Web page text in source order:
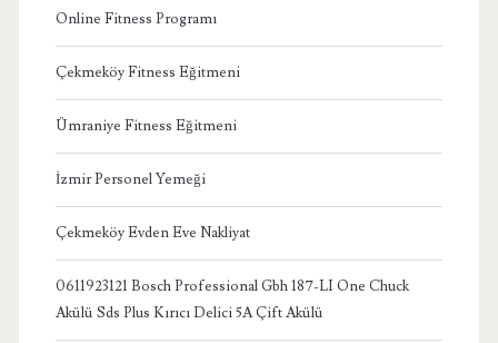
Online Fitness Programı
Çekmeköy Fitness Eğitmeni
Ümraniye Fitness Eğitmeni
İzmir Personel Yemeği
Çekmeköy Evden Eve Nakliyat
0611923121 Bosch Professional Gbh 187-LI One Chuck
Akülü Sds Plus Kırıcı Delici 5A Çift Akülü